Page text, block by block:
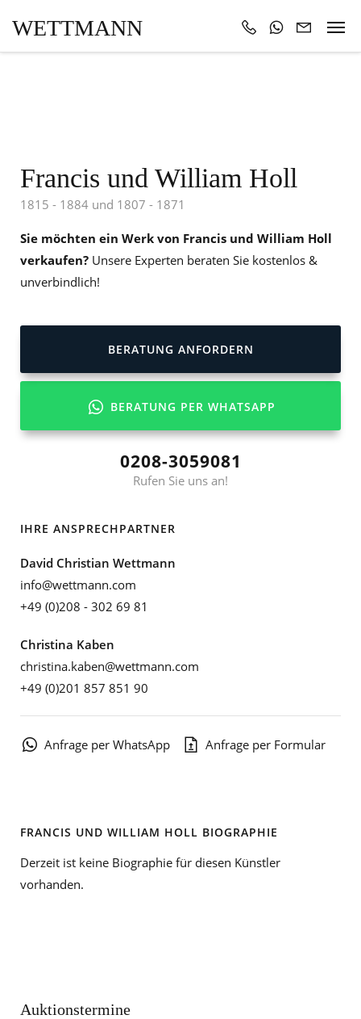
WETTMANN
Francis und William Holl
1815 - 1884 und 1807 - 1871
Sie möchten ein Werk von Francis und William Holl
verkaufen? Unsere Experten beraten Sie kostenlos &
unverbindlich!
BERATUNG ANFORDERN
BERATUNG PER WHATSAPP
0208-3059081
Rufen Sie uns an!
IHRE ANSPRECHPARTNER
David Christian Wettmann
info@wettmann.com
+49 (0)208 - 302 69 81
Christina Kaben
christina.kaben@wettmann.com
+49 (0)201 857 851 90
Anfrage per WhatsApp Anfrage per Formular
FRANCIS UND WILLIAM HOLL BIOGRAPHIE
Derzeit ist keine Biographie für diesen Künstler
vorhanden.
Auktionstermine